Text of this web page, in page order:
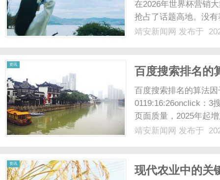
在2026年世界杯营销
抢占了话题高地。没
打赢这场胜仗究竟做
靖安新闻网 发布于
资讯
百度搜索排名的
百度搜索排名的算法
0119:16:26onclick：3
页面质量，2025年起
多样性：同一关键词
靖安新闻网 发布于
资讯
现代农业中的